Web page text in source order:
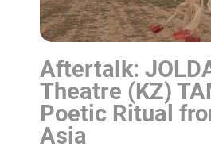
Aftertalk:
Theatre (KZ)
Poetic Ritual
Asia